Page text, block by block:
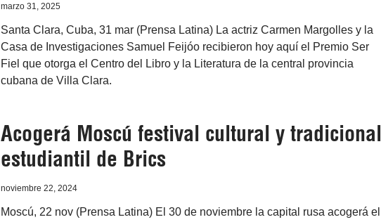
marzo 31, 2025
Santa Clara, Cuba, 31 mar (Prensa Latina) La actriz Carmen Margolles y la
Casa de Investigaciones Samuel Feijóo recibieron hoy aquí el Premio Ser
Fiel que otorga el Centro del Libro y la Literatura de la central provincia
cubana de Villa Clara.
Acogerá Moscú festival cultural y tradicional
estudiantil de Brics
noviembre 22, 2024
Moscú, 22 nov (Prensa Latina) El 30 de noviembre la capital rusa acogerá el